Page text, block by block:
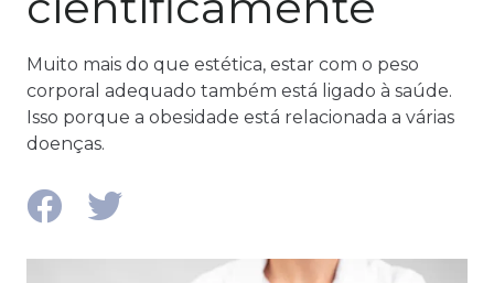
Muito mais do que estética, estar com o peso
corporal adequado também está ligado à saúde.
Isso porque a obesidade está relacionada a várias
doenças.